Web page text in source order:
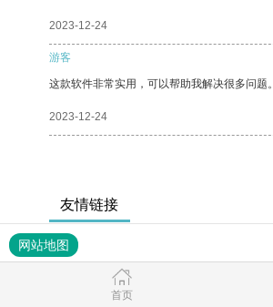
2023-12-24
游客
这款软件非常实用，可以帮助我解决很多问题。
2023-12-24
友情链接
网站地图
首页